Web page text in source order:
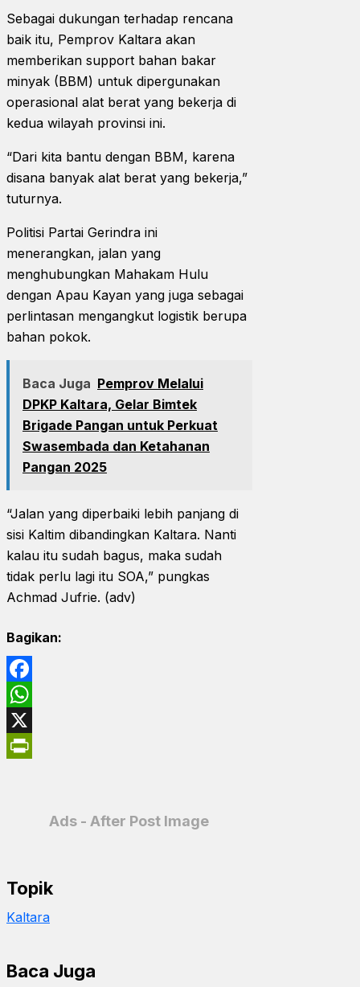
Sebagai dukungan terhadap rencana
baik itu, Pemprov Kaltara akan
memberikan support bahan bakar
minyak (BBM) untuk dipergunakan
operasional alat berat yang bekerja di
kedua wilayah provinsi ini.
“Dari kita bantu dengan BBM, karena
disana banyak alat berat yang bekerja,”
tuturnya.
Politisi Partai Gerindra ini
menerangkan, jalan yang
menghubungkan Mahakam Hulu
dengan Apau Kayan yang juga sebagai
perlintasan mengangkut logistik berupa
bahan pokok.
Baca Juga Pemprov Melalui
DPKP Kaltara, Gelar Bimtek
Brigade Pangan untuk Perkuat
Swasembada dan Ketahanan
Pangan 2025
“Jalan yang diperbaiki lebih panjang di
sisi Kaltim dibandingkan Kaltara. Nanti
kalau itu sudah bagus, maka sudah
tidak perlu lagi itu SOA,” pungkas
Achmad Jufrie. (adv)
Bagikan:
Facebook
WhatsApp
X
Ads - After Post Image
Topik
Kaltara
Baca Juga